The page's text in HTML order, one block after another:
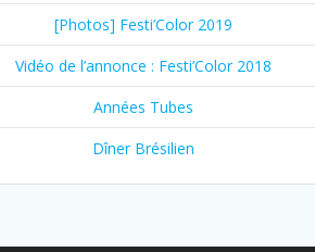
[Photos] Festi’Color 2019
Vidéo de l’annonce : Festi’Color 2018
Années Tubes
Dîner Brésilien